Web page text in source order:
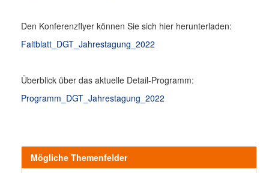
Den Konferenzflyer können Sie sich hier herunterladen:
Faltblatt_DGT_Jahrestagung_2022
Überblick über das aktuelle Detail-Programm:
Programm_DGT_Jahrestagung_2022
Mögliche Themenfelder